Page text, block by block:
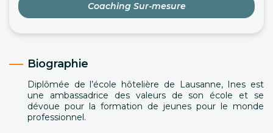
Coaching Sur-mesure
Biographie
Diplômée de l’école hôtelière de Lausanne, Ines est
une ambassadrice des valeurs de son école et se
dévoue pour la formation de jeunes pour le monde
professionnel.